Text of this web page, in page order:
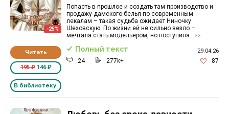
-25%
Читать
195 ₽146 ₽
В библиотеку
Попасть в прошлое и создать там производство и
продажу дамского белья по современным
лекалам – такая судьба ожидает Ниночку
Шеховскую. По жизни ей не сильно везло –
мечтала стать модельером, но поступила...
>>
Полный текст 29.04.26
24 277k+ 87